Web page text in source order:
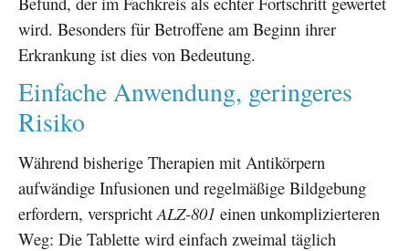
wird. Besonders für Betroffene am Beginn ihrer
Erkrankung ist dies von Bedeutung.
Einfache Anwendung, geringeres
Risiko
Während bisherige Therapien mit Antikörpern
aufwändige Infusionen und regelmäßige Bildgebung
erfordern, verspricht ALZ-801 einen unkomplizierteren
Weg: Die Tablette wird einfach zweimal täglich